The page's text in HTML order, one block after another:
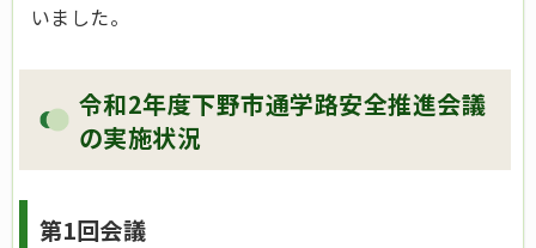
いました。
令和2年度下野市通学路安全推進会議
の実施状況
第1回会議